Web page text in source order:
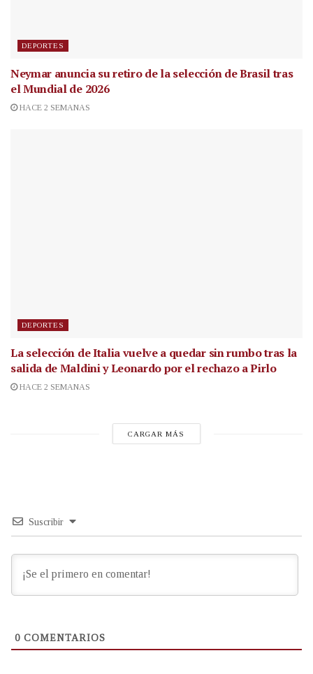
DEPORTES
Neymar anuncia su retiro de la selección de Brasil tras
el Mundial de 2026
HACE 2 SEMANAS
DEPORTES
La selección de Italia vuelve a quedar sin rumbo tras la
salida de Maldini y Leonardo por el rechazo a Pirlo
HACE 2 SEMANAS
CARGAR MÁS
Suscribir
0 COMENTARIOS